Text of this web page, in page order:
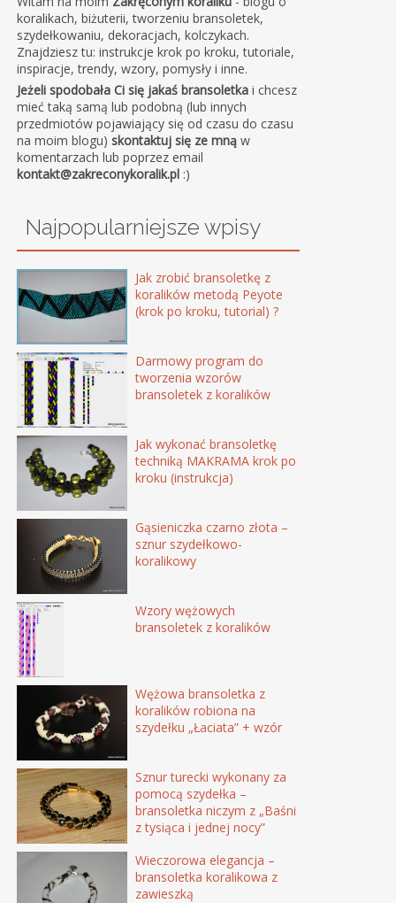
koralikach, biżuterii, tworzeniu bransoletek,
szydełkowaniu, dekoracjach, kolczykach.
Znajdziesz tu: instrukcje krok po kroku, tutoriale,
inspiracje, trendy, wzory, pomysły i inne.
Jeżeli spodobała Ci się jakaś bransoletka i chcesz
mieć taką samą lub podobną (lub innych
przedmiotów pojawiający się od czasu do czasu
na moim blogu)skontaktuj się ze mną w
komentarzach lub poprzez email
kontakt@zakreconykoralik.pl :)
Najpopularniejsze wpisy
Jak zrobić bransoletkę z
koralików metodą Peyote
(krok po kroku, tutorial) ?
Darmowy program do
tworzenia wzorów
bransoletek z koralików
Jak wykonać bransoletkę
techniką MAKRAMA krok po
kroku (instrukcja)
Gąsieniczka czarno złota –
sznur szydełkowo-
koralikowy
Wzory wężowych
bransoletek z koralików
Wężowa bransoletka z
koralików robiona na
szydełku „Łaciata” + wzór
Sznur turecki wykonany za
pomocą szydełka –
bransoletka niczym z „Baśni
z tysiąca i jednej nocy”
Wieczorowa elegancja –
bransoletka koralikowa z
zawieszką